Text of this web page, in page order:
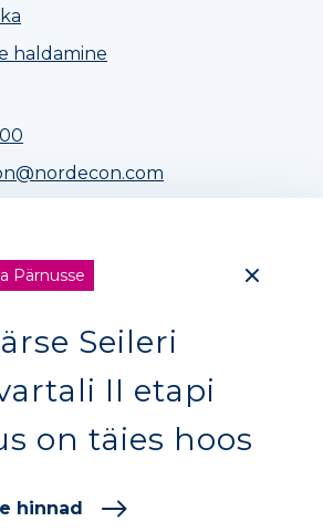
haldamine
Pärnusse
Seileri
II etapi
on täies hoos
hinnad